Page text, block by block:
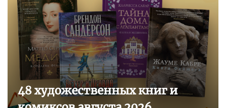
48 художественных книг и